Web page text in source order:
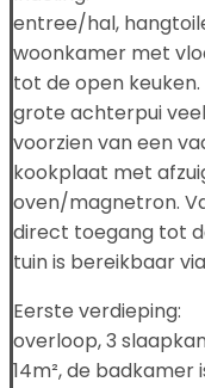
entree/hal,
woonkamer met
tot de open
grote achterpui
voorzien van een
kookplaat met
oven/magnetron.
direct toegang tot
tuin is bereikbaar
Eerste verdieping:
overloop, 3
14m², de badkamer